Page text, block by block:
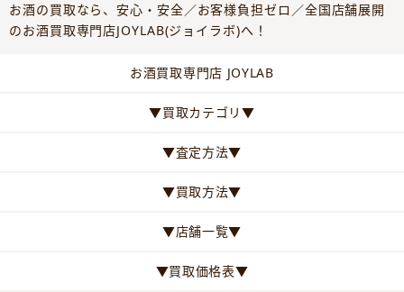
お酒の買取なら、安心・安全／お客様負担ゼロ／全国店舗展開
のお酒買取専門店JOYLAB(ジョイラボ)へ！
お酒買取専門店 JOYLAB
▼買取カテゴリ▼
▼査定方法▼
▼買取方法▼
▼店舗一覧▼
▼買取価格表▼